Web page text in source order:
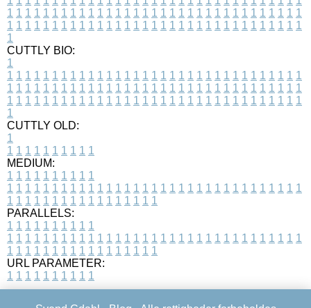
1 1 1 1 1 1 1 1 1 1 1 1 1 1 1 1 1 1 1 1 1 1 1 1 1 1 1 1 1 1 1 1 1
1 1 1 1 1 1 1 1 1 1 1 1 1 1 1 1 1 1 1 1 1 1 1 1 1 1 1 1 1 1 1 1 1
1
CUTTLY BIO:
1
1 1 1 1 1 1 1 1 1 1 1 1 1 1 1 1 1 1 1 1 1 1 1 1 1 1 1 1 1 1 1 1 1
1 1 1 1 1 1 1 1 1 1 1 1 1 1 1 1 1 1 1 1 1 1 1 1 1 1 1 1 1 1 1 1 1
1 1 1 1 1 1 1 1 1 1 1 1 1 1 1 1 1 1 1 1 1 1 1 1 1 1 1 1 1 1 1 1 1
1
CUTTLY OLD:
1
1 1 1 1 1 1 1 1 1 1
MEDIUM:
1 1 1 1 1 1 1 1 1 1
1 1 1 1 1 1 1 1 1 1 1 1 1 1 1 1 1 1 1 1 1 1 1 1 1 1 1 1 1 1 1 1 1
1 1 1 1 1 1 1 1 1 1 1 1 1 1 1 1 1
PARALLELS:
1 1 1 1 1 1 1 1 1 1
1 1 1 1 1 1 1 1 1 1 1 1 1 1 1 1 1 1 1 1 1 1 1 1 1 1 1 1 1 1 1 1 1
1 1 1 1 1 1 1 1 1 1 1 1 1 1 1 1 1
URL PARAMETER:
1 1 1 1 1 1 1 1 1 1